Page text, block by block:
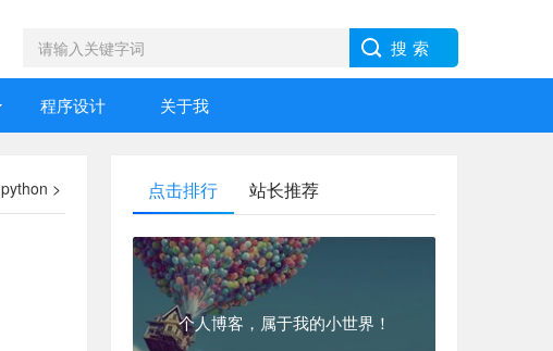
程序设计 关于我
python > 点击排行 站长推荐
个人博客，属于我的小世界！